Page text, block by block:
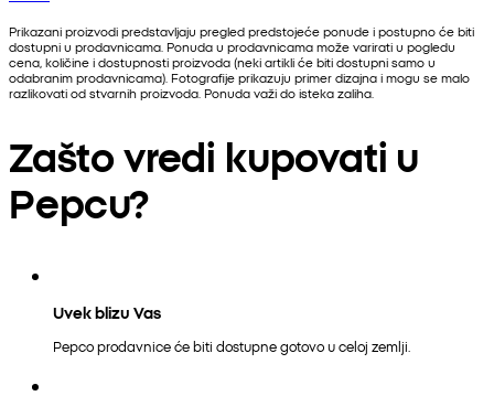
Prikazani proizvodi predstavljaju pregled predstojeće ponude i postupno će biti
dostupni u prodavnicama. Ponuda u prodavnicama može varirati u pogledu
cena, količine i dostupnosti proizvoda (neki artikli će biti dostupni samo u
odabranim prodavnicama). Fotografije prikazuju primer dizajna i mogu se malo
razlikovati od stvarnih proizvoda. Ponuda važi do isteka zaliha.
Zašto vredi kupovati u
Pepcu?
Uvek blizu Vas
Pepco prodavnice će biti dostupne gotovo u celoj zemlji.